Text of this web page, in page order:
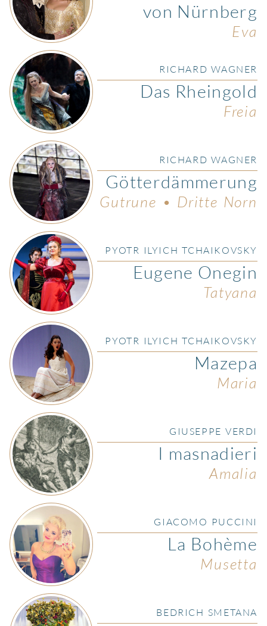
von Nürnberg
Eva
RICHARD WAGNER
Das Rheingold
Freia
RICHARD WAGNER
Götterdämmerung
Gutrune • Dritte Norn
PYOTR ILYICH TCHAIKOVSKY
Eugene Onegin
Tatyana
PYOTR ILYICH TCHAIKOVSKY
Mazepa
Maria
GIUSEPPE VERDI
I masnadieri
Amalia
GIACOMO PUCCINI
La Bohème
Musetta
BEDRICH SMETANA